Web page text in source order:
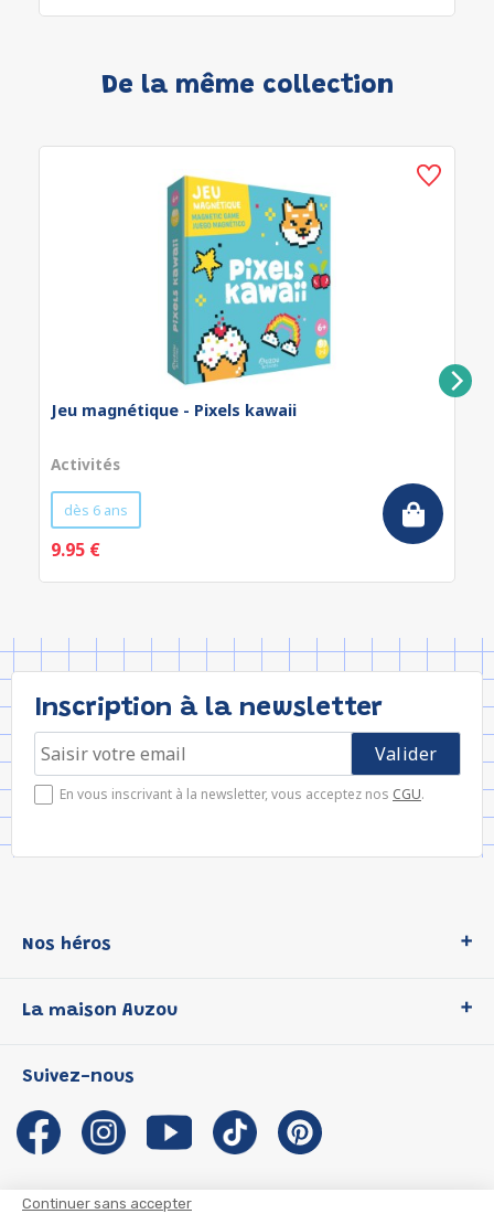
Continuer sans accepter
De la même collection
Jeu magnétique - Pixels kawaii
Activités
dès 6 ans
9.95 €
Inscription à la newsletter
En vous inscrivant à la newsletter, vous acceptez nos CGU.
Nos héros
P'tit Loup
Les Influenceuses
Migali
Petite Taupe
La maison Auzou
Notre histoire
Auzou s'engage
Auteurs et illustrateurs Auzou
Suivez-nous